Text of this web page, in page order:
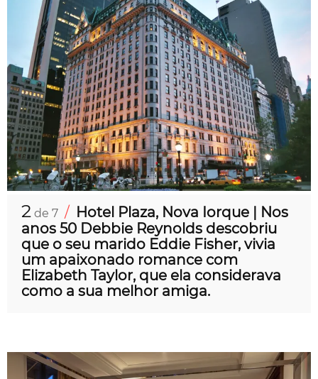
2 de 7 / Hotel Plaza, Nova Iorque | Nos
anos 50 Debbie Reynolds descobriu
que o seu marido Eddie Fisher, vivia
um apaixonado romance com
Elizabeth Taylor, que ela considerava
como a sua melhor amiga.